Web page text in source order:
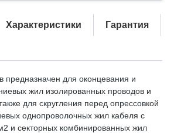
Характеристики Гарантия
предназначен для оконцевания и
жил изолированных проводов и
для скругления перед опрессовкой
однопроволочных жил кабеля с
и секторных комбинированных жил